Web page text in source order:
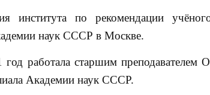
института по рекомендации
наук СССР в Москве.
работала старшим преподавателем
Академии наук СССР.